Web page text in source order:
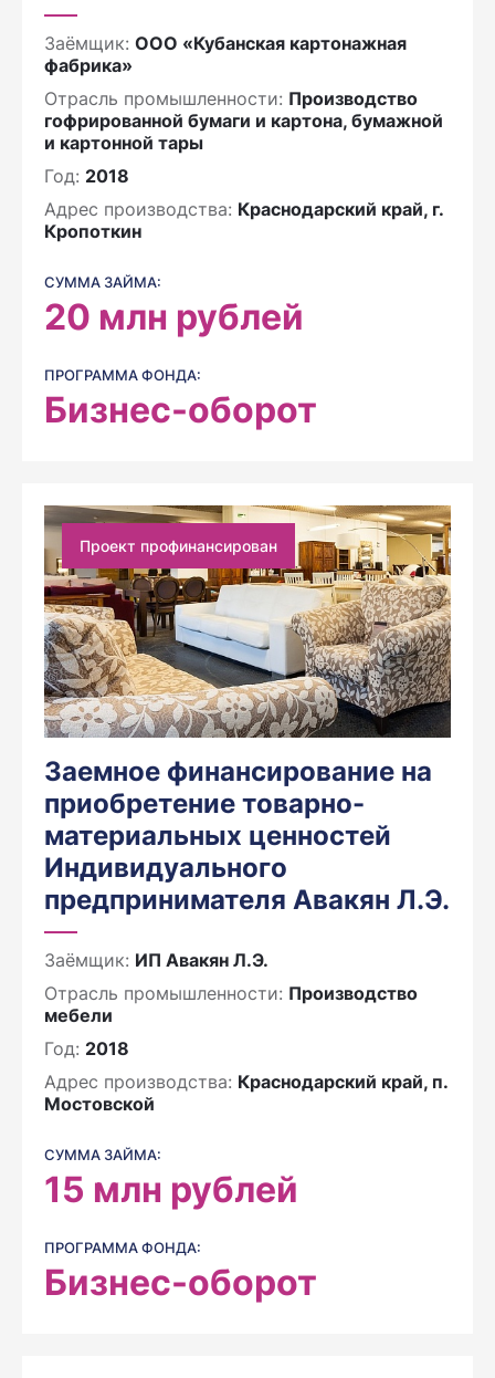
Заёмщик: ООО «Кубанская картонажная
фабрика»
Отрасль промышленности: Производство
гофрированной бумаги и картона, бумажной
и картонной тары
Год: 2018
Адрес производства: Краснодарский край, г.
Кропоткин
СУММА ЗАЙМА:
20 млн рублей
ПРОГРАММА ФОНДА:
Бизнес-оборот
Проект профинансирован
Заемное финансирование на
приобретение товарно-
материальных ценностей
Индивидуального
предпринимателя Авакян Л.Э.
Заёмщик: ИП Авакян Л.Э.
Отрасль промышленности: Производство
мебели
Год: 2018
Адрес производства: Краснодарский край, п.
Мостовской
СУММА ЗАЙМА:
15 млн рублей
ПРОГРАММА ФОНДА:
Бизнес-оборот